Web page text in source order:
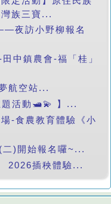
族三寶...
夜訪小野柳報名
中鎮農會-福「桂」
航空站...
題活動🛥️💫 】...
-食農教育體驗《小
二)開始報名囉~...
2026插秧體驗...